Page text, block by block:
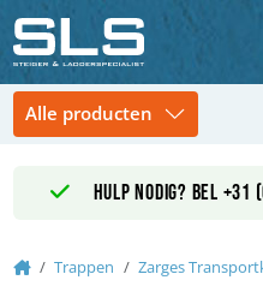
Hulp nodig? Bel +31
HomeTrappen Zarges